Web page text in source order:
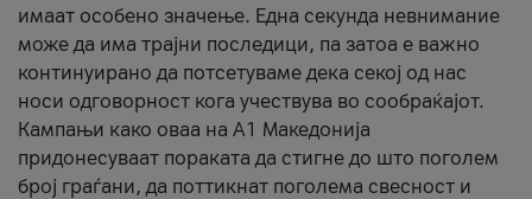
имаат особено значење. Една секунда невнимание
може да има трајни последици, па затоа е важно
континуирано да потсетуваме дека секој од нас
носи одговорност кога учествува во сообраќајот.
Кампањи како оваа на A1 Македонија
придонесуваат пораката да стигне до што поголем
број граѓани, да поттикнат поголема свесност и